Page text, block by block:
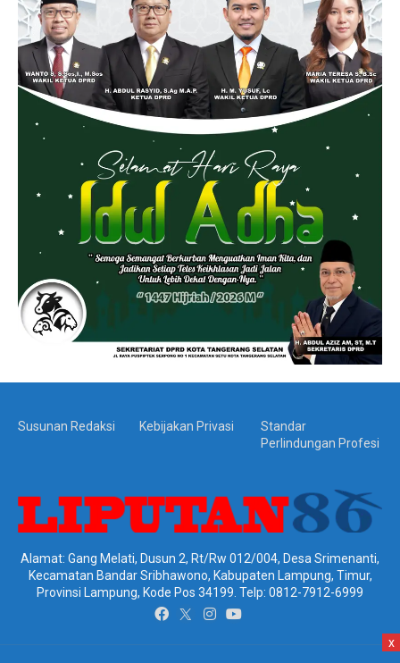
Susunan Redaksi Kebijakan Privasi
Standar
Perlindungan Profesi
Alamat: Gang Melati, Dusun 2, Rt/Rw 012/004, Desa Srimenanti,
Kecamatan Bandar Sribhawono, Kabupaten Lampung, Timur,
Provinsi Lampung, Kode Pos 34199. Telp: 0812-7912-6999
x